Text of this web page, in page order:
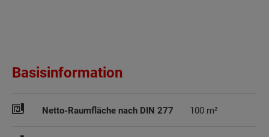
Basisinformation
Netto-Raumfläche nach DIN 277 100 m²